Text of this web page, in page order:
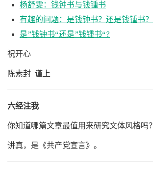
杨舒雯：钱钟书与钱锺书
有趣的问题：是钱钟书？还是钱锺书？
是”钱钟书“还是”钱锺书“?
祝开心
陈素封 谨上
六经注我
你知道哪篇文章最值用来研究文体风格吗？
讲真，是《共产党宣言》。